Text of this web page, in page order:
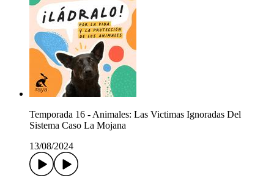
Temporada 16 - Animales: Las Victimas Ignoradas Del
Sistema Caso La Mojana
13/08/2024